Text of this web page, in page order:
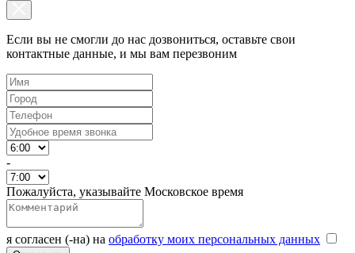
Если вы не смогли до нас дозвониться, оставьте свои
контактные данные, и мы вам перезвоним
-
Пожалуйста, указывайте Московское время
я согласен (-на) на обработку моих персональных данных